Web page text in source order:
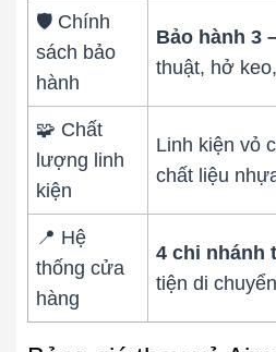
Vỏ Huawei Vỏ Vivo
🛡️ Chính
sách bảo
hành
Bảo hành 3
thuật, hở
🧩 Chất
lượng linh
kiện
Linh kiện vỏ
chất liệu
📍 Hệ
thống cửa
hàng
4 chi nhánh
tiện di